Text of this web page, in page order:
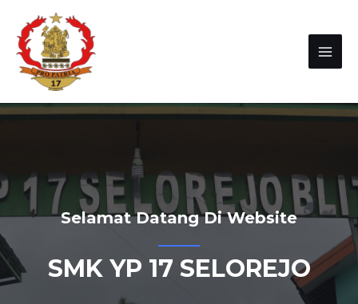
Selamat Datang Di Website
SMK YP 17 SELOREJO